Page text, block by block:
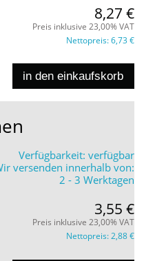
8,27 €
Preis inklusive 23,00% VAT
Nettopreis:6,73 €
in den einkaufskorb
Verfügbarkeit: verfügbar
versenden innerhalb von:
2 - 3 Werktagen
3,55 €
Preis inklusive 23,00% VAT
Nettopreis:2,88 €